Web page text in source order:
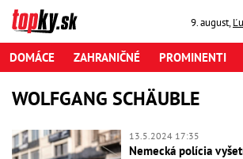
9. august,
DOMÁCE ZAHRANIČNÉ PROMINENTI
WOLFGANG SCHÄUBLE
13.5.2024 17:35
Nemecká polícia